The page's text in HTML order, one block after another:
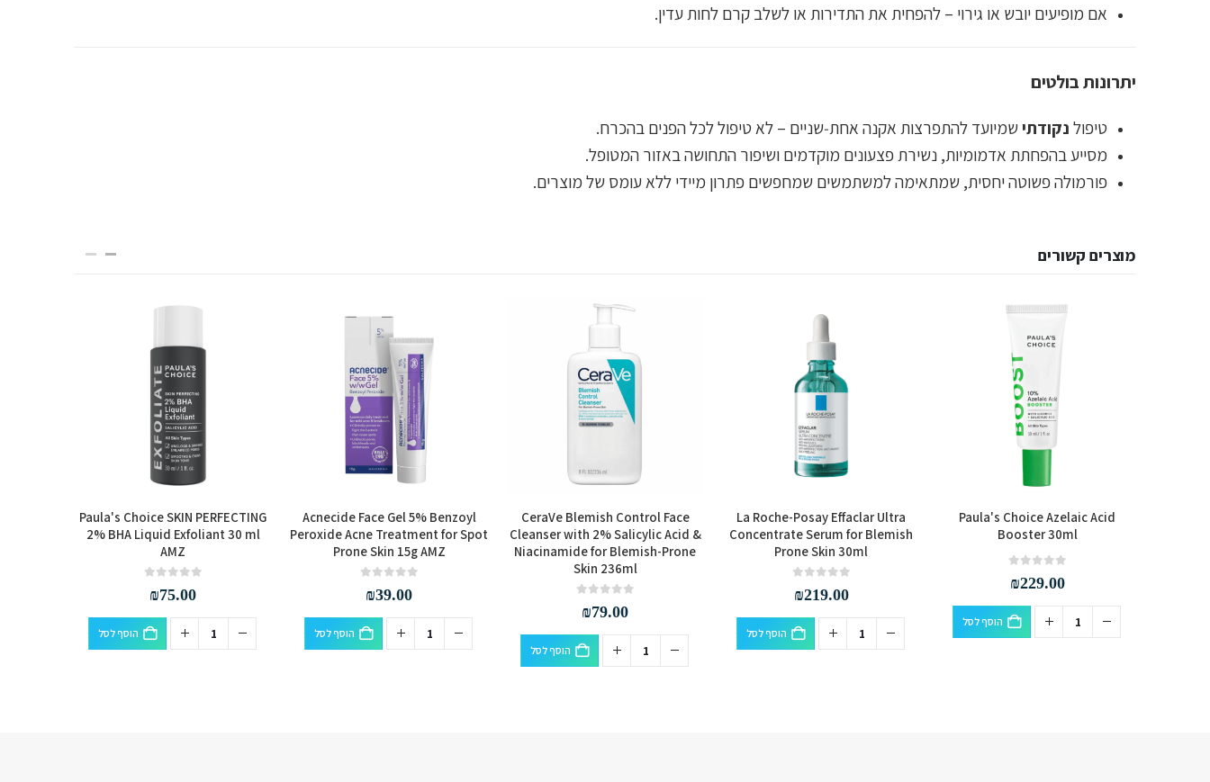
אם מופיעים יובש או גירוי – להפחית את התדירות או לשלב קרם לחות עדין.
יתרונות בולטים
טיפולנקודתישמיועד להתפרצות אקנה אחת‑שניים – לא טיפול לכל הפנים בהכרח.
מסייע בהפחתת אדמומיות, נשירת פצעונים מוקדמים ושיפור התחושה באזור המטופל.
פורמולה פשוטה יחסית, שמתאימה למשתמשים שמחפשים פתרון מיידי ללא עומס של מוצרים.
מוצרים קשורים
Paula's Choice Azelaic Acid
Booster 30ml
₪229.00
הוסף לסל
La Roche-Posay Effaclar Ultra
Concentrate Serum for Blemish
Prone Skin 30ml
₪219.00
הוסף לסל
CeraVe Blemish Control Face
Cleanser with 2% Salicylic Acid &
Niacinamide for Blemish-Prone
Skin 236ml
₪79.00
הוסף לסל
Acnecide Face Gel 5% Benzoyl
Peroxide Acne Treatment for Spot
Prone Skin 15g AMZ
₪39.00
הוסף לסל
Paula's Choice SKIN PERFECTING
2% BHA Liquid Exfoliant 30 ml
AMZ
₪75.00
הוסף לסל